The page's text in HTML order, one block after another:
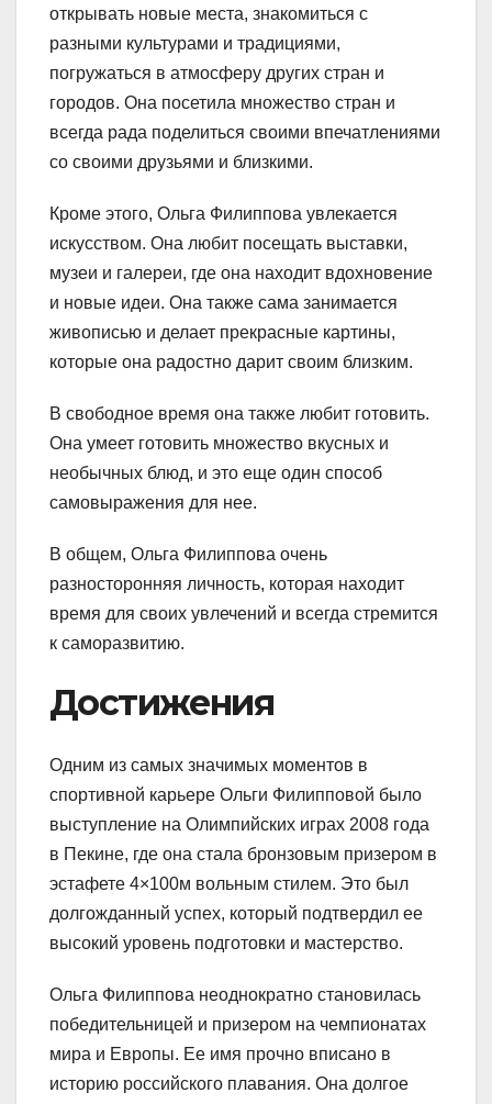
открывать новые места, знакомиться с
разными культурами и традициями,
погружаться в атмосферу других стран и
городов. Она посетила множество стран и
всегда рада поделиться своими впечатлениями
со своими друзьями и близкими.
Кроме этого, Ольга Филиппова увлекается
искусством. Она любит посещать выставки,
музеи и галереи, где она находит вдохновение
и новые идеи. Она также сама занимается
живописью и делает прекрасные картины,
которые она радостно дарит своим близким.
В свободное время она также любит готовить.
Она умеет готовить множество вкусных и
необычных блюд, и это еще один способ
самовыражения для нее.
В общем, Ольга Филиппова очень
разносторонняя личность, которая находит
время для своих увлечений и всегда стремится
к саморазвитию.
Достижения
Одним из самых значимых моментов в
спортивной карьере Ольги Филипповой было
выступление на Олимпийских играх 2008 года
в Пекине, где она стала бронзовым призером в
эстафете 4×100м вольным стилем. Это был
долгожданный успех, который подтвердил ее
высокий уровень подготовки и мастерство.
Ольга Филиппова неоднократно становилась
победительницей и призером на чемпионатах
мира и Европы. Ее имя прочно вписано в
историю российского плавания. Она долгое